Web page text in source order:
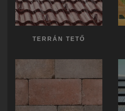
TERRÁN TETŐ